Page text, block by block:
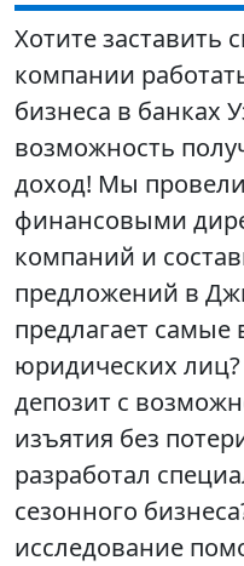
Хотите заставить
компании
бизнеса в банках
возможность
доход! Мы
финансовыми
компаний и
предложений в
предлагает самые
юридических
депозит с
изъятия без
разработал
сезонного
исследование